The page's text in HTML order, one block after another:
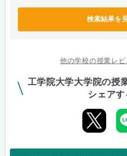
検索結果を
他の学校の授業レ
工学院大学大学院の授
シェアす